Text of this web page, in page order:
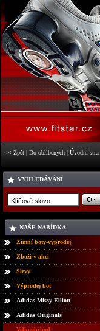
<< Zpět | Do oblíbených | Úvodní
VYHLEDÁVÁNÍ
NAŠE NABÍDKA
Zimní boty-výprodej
Zboží v akci
Slevy
Výprodej bot
Adidas Missy Elliott
Adidas Originals
Velkoobchod